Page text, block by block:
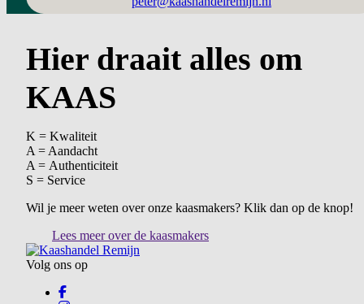
Hier draait alles om
KAAS
K = Kwaliteit
A = Aandacht
A = Authenticiteit
S = Service
Wil je meer weten over onze kaasmakers? Klik dan op de knop!
Lees meer over de kaasmakers
Volg ons op